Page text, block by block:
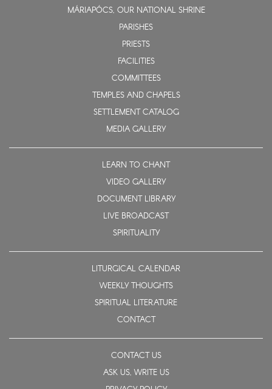
MÁRIAPÓCS, OUR NATIONAL SHRINE
PARISHES
PRIESTS
FACILITIES
COMMITTEES
TEMPLES AND CHAPELS
SETTLEMENT CATALOG
MEDIA GALLERY
LEARN TO CHANT
VIDEO GALLERY
DOCUMENT LIBRARY
LIVE BROADCAST
SPIRITUALITY
LITURGICAL CALENDAR
WEEKLY THOUGHTS
SPIRITUAL LITERATURE
CONTACT
CONTACT US
ASK US, WRITE US